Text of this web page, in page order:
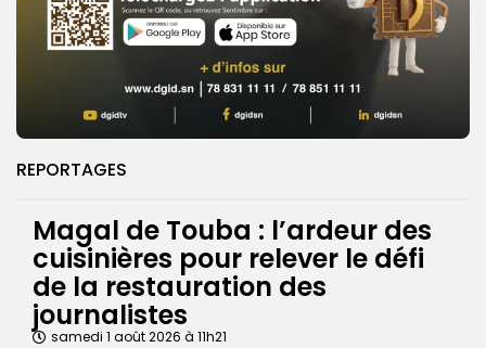
REPORTAGES
Magal de Touba : l’ardeur des
cuisinières pour relever le défi
de la restauration des
journalistes
samedi 1 août 2026 à 11h21